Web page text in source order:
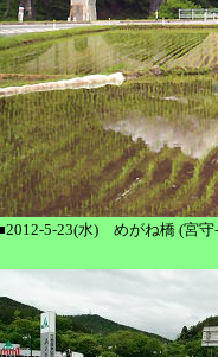
5-23(水) めがね橋 (宮